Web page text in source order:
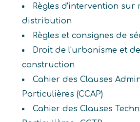
Règles d'intervention sur
distribution
Règles et consignes de
Droit de l'urbanisme et
construction
Cahier des Clauses
Particulières (CCAP)
Cahier des Clauses